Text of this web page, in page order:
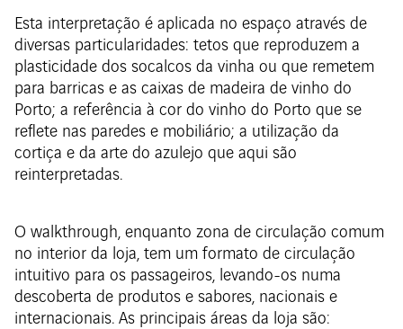
Esta interpretação é aplicada no espaço através de
diversas particularidades: tetos que reproduzem a
plasticidade dos socalcos da vinha ou que remetem
para barricas e as caixas de madeira de vinho do
Porto; a referência à cor do vinho do Porto que se
reflete nas paredes e mobiliário; a utilização da
cortiça e da arte do azulejo que aqui são
reinterpretadas.
O walkthrough, enquanto zona de circulação comum
no interior da loja, tem um formato de circulação
intuitivo para os passageiros, levando-os numa
descoberta de produtos e sabores, nacionais e
internacionais. As principais áreas da loja são: